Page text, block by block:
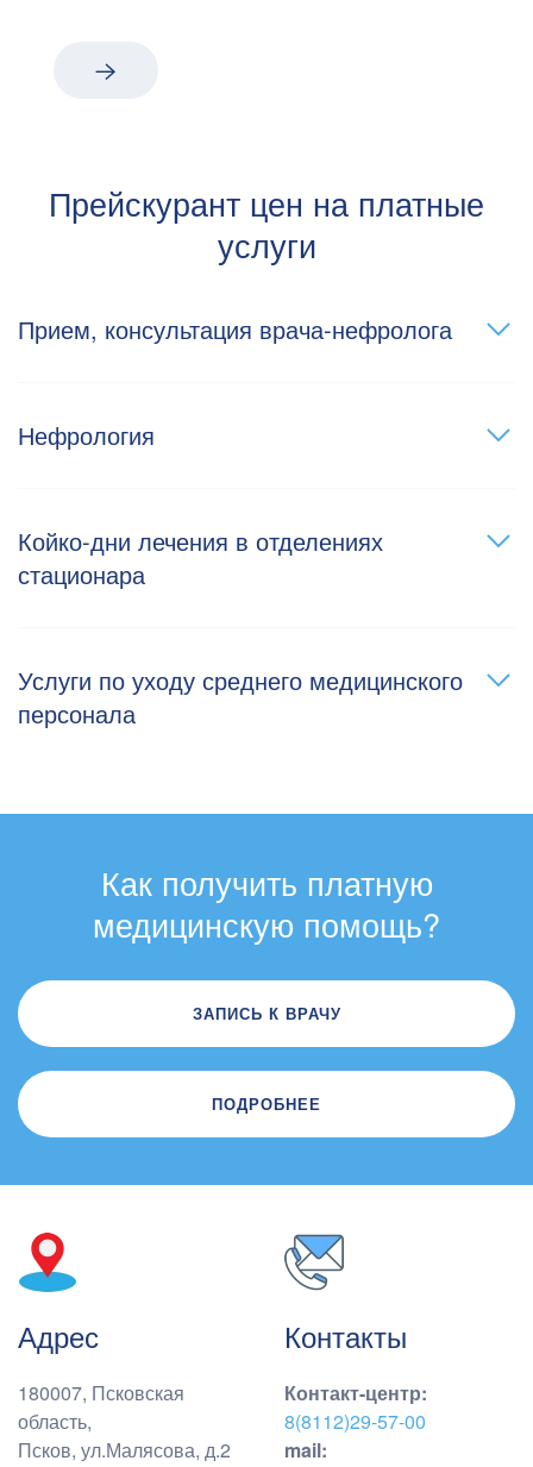
Прейскурант цен на платные
услуги
Прием, консультация врача-нефролога
Нефрология
Койко-дни лечения в отделениях
стационара
Услуги по уходу среднего медицинского
персонала
Как получить платную
медицинскую помощь?
ЗАПИСЬ К ВРАЧУ
ПОДРОБНЕЕ
Адрес
180007, Псковская
область,
Псков, ул.Малясова, д.2
Контакты
Контакт-центр:
8(8112)29-57-00
mail: